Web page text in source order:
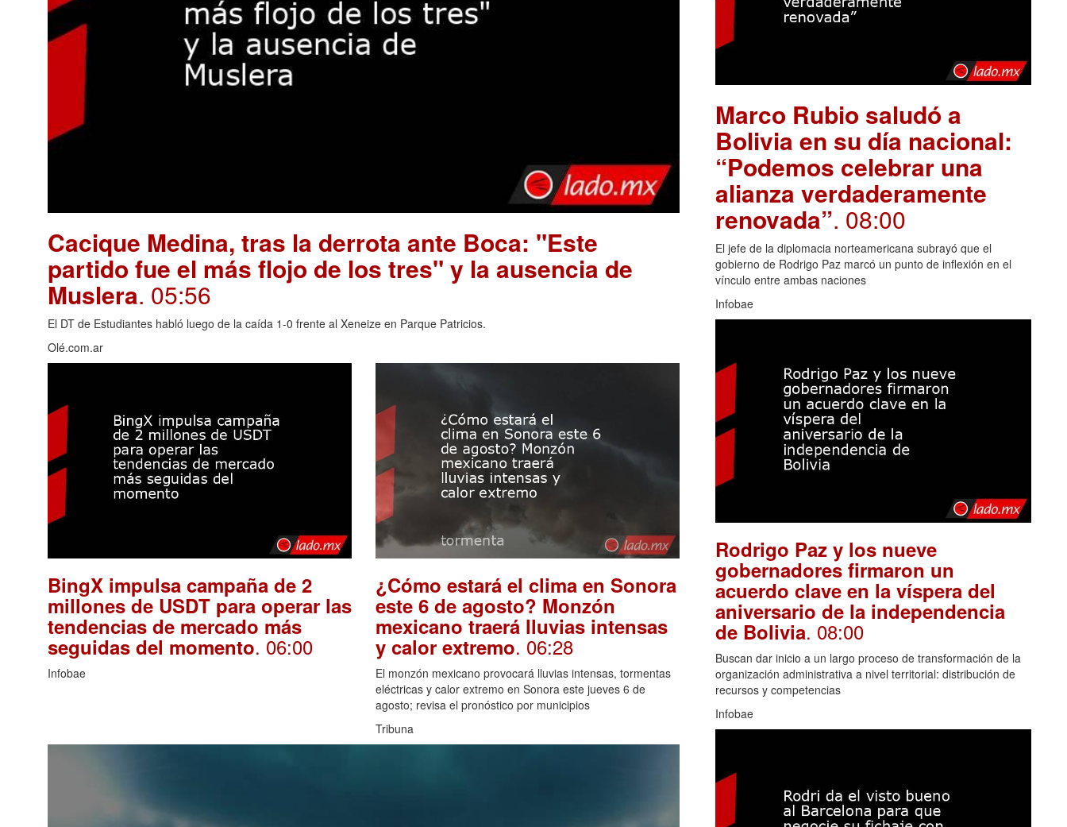
Cacique Medina, tras la derrota ante Boca: "Este
partido fue el más flojo de los tres" y la ausencia de
Muslera. 05:56
El DT de Estudiantes habló luego de la caída 1-0 frente al Xeneize en Parque Patricios.
Olé.com.ar
BingX impulsa campaña de 2
millones de USDT para operar las
tendencias de mercado más
seguidas del momento. 06:00
Infobae
¿Cómo estará el clima en Sonora
este 6 de agosto? Monzón
mexicano traerá lluvias intensas
y calor extremo. 06:28
El monzón mexicano provocará lluvias intensas, tormentas
eléctricas y calor extremo en Sonora este jueves 6 de
agosto; revisa el pronóstico por municipios
Tribuna
Marco Rubio saludó a
Bolivia en su día nacional:
“Podemos celebrar una
alianza verdaderamente
renovada”. 08:00
El jefe de la diplomacia norteamericana subrayó que el
gobierno de Rodrigo Paz marcó un punto de inflexión en el
vínculo entre ambas naciones
Infobae
Rodrigo Paz y los nueve
gobernadores firmaron un
acuerdo clave en la víspera del
aniversario de la independencia
de Bolivia. 08:00
Buscan dar inicio a un largo proceso de transformación de la
organización administrativa a nivel territorial: distribución de
recursos y competencias
Infobae